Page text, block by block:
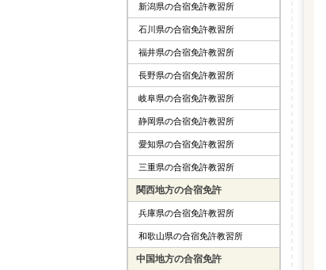
新潟県の合宿免許教習所
石川県の合宿免許教習所
福井県の合宿免許教習所
長野県の合宿免許教習所
岐阜県の合宿免許教習所
静岡県の合宿免許教習所
愛知県の合宿免許教習所
三重県の合宿免許教習所
関西地方の合宿免許
兵庫県の合宿免許教習所
和歌山県の合宿免許教習所
中国地方の合宿免許